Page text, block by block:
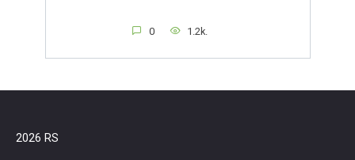
0 1.2k.
2026 RS